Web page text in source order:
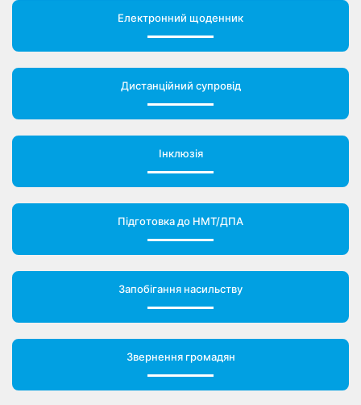
Електронний щоденник
Дистанційний супровід
Інклюзія
Підготовка до НМТ/ДПА
Запобігання насильству
Звернення громадян